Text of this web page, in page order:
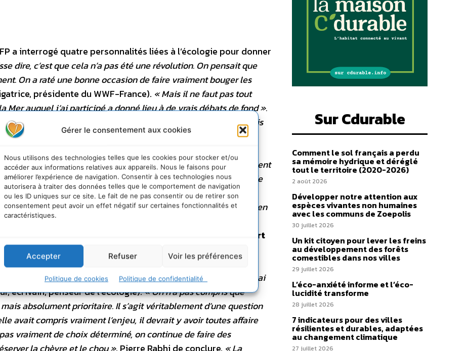
Gérer le consentement aux cookies
Nous utilisons des technologies telles que les cookies pour stocker et/ou
accéder aux informations relatives aux appareils. Nous le faisons pour
améliorer l’expérience de navigation. Consentir à ces technologies nous
autorisera à traiter des données telles que le comportement de navigation
ou les ID uniques sur ce site. Le fait de ne pas consentir ou de retirer son
consentement peut avoir un effet négatif sur certaines fonctionnalités et
caractéristiques.
Accepter Refuser Voir les préférences
Politique de cookies Politique de confidentialité
a interrogé quatre personnalités liées à l’écologie pour donner
dire, c’est que cela n’a pas été une révolution. On pensait que
On a raté une bonne occasion de faire vraiment bouger les
présidente du WWF-France). « Mais il ne faut pas tout
Mer auquel j’ai participé a donné lieu à de vrais débats de fond ».
» de « mettre la barre à un certain niveau ». « Mais je suis
Marc Jancovici (ingénieur-consultant spécialiste des
de la taxe carbone, portée puis abandonnée par
être cadre dirigeant, élu et commencer à parler d’environnement
honteuse ». En revanche,« la révolution dans la façon de
de l’avenir, n’a pas eu lieu! »« On continue à faire des
la contrainte sur l’énergie et le climat ira croissante ».« J’ai en
à l’Elysée. Ce fut un grand moment. Car non seulement les
aussi une nouvelle forme de démocratie »
Hubert
Roc pour la préservation de la faune sauvage). Trois ans
relègue ceux que l’on croit moins urgents à
de la nature doit rester vigilant ». Cette« révolution »
« je n’y ai
écrivain, penseur de l’écologie).« On n’a pas compris que
absolument prioritaire. Il s’agit véritablement d’une question
avait compris vraiment l’enjeu, il devrait y avoir toutes affaire
vraiment de choix déterminé, on continue de faire des
la chèvre et le chou ». Pierre Rabhi de conclure, « La
Sur Cdurable
Comment le sol français a perdu
sa mémoire hydrique et déréglé
tout le territoire (2020-2026)
2 août 2026
Développer notre attention aux
espèces vivantes non humaines
avec les communs de Zoepolis
30 juillet 2026
Un kit citoyen pour lever les freins
au développement des forêts
comestibles dans nos villes
29 juillet 2026
L’éco-anxiété informe et l’éco-
lucidité transforme
28 juillet 2026
7 indicateurs pour des villes
résilientes et durables, adaptées
au changement climatique
27 juillet 2026